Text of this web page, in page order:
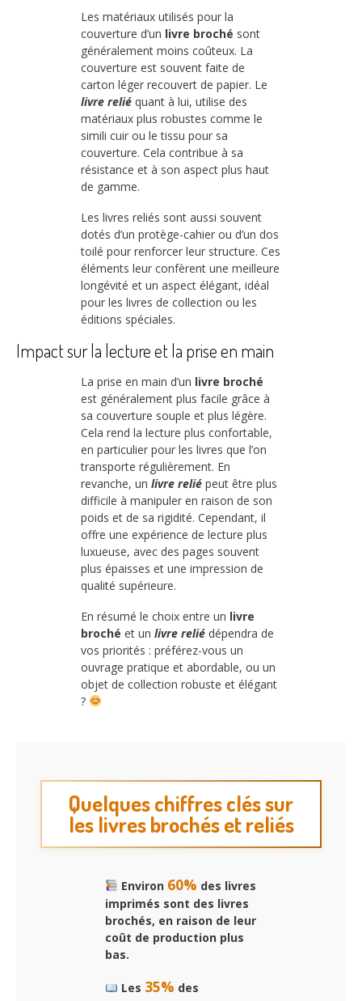
Les matériaux utilisés pour la
couverture d’un livre broché sont
généralement moins coûteux. La
couverture est souvent faite de
carton léger recouvert de papier. Le
livre relié quant à lui, utilise des
matériaux plus robustes comme le
simili cuir ou le tissu pour sa
couverture. Cela contribue à sa
résistance et à son aspect plus haut
de gamme.
Les livres reliés sont aussi souvent
dotés d’un protège-cahier ou d’un dos
toilé pour renforcer leur structure. Ces
éléments leur confèrent une meilleure
longévité et un aspect élégant, idéal
pour les livres de collection ou les
éditions spéciales.
Impact sur la lecture et la prise en main
La prise en main d’un livre broché
est généralement plus facile grâce à
sa couverture souple et plus légère.
Cela rend la lecture plus confortable,
en particulier pour les livres que l’on
transporte régulièrement. En
revanche, un livre relié peut être plus
difficile à manipuler en raison de son
poids et de sa rigidité. Cependant, il
offre une expérience de lecture plus
luxueuse, avec des pages souvent
plus épaisses et une impression de
qualité supérieure.
En résumé le choix entre un livre
broché et un livre relié dépendra de
vos priorités : préférez-vous un
ouvrage pratique et abordable, ou un
objet de collection robuste et élégant
?
Quelques chiffres clés sur
les livres brochés et reliés
Environ 60% des livres
imprimés sont des livres
brochés, en raison de leur
coût de production plus
bas.
Les 35% des